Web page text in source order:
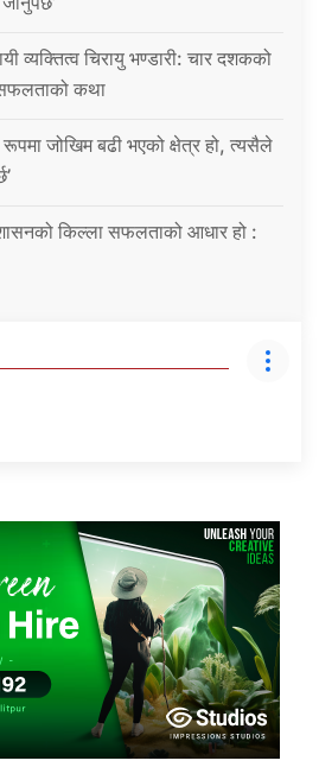
व्यक्तित्व चिरायु भण्डारी: चार दशकको
कथा
जोखिम बढी भएको क्षेत्र हो, त्यसैले
किल्ला सफलताको आधार हो :